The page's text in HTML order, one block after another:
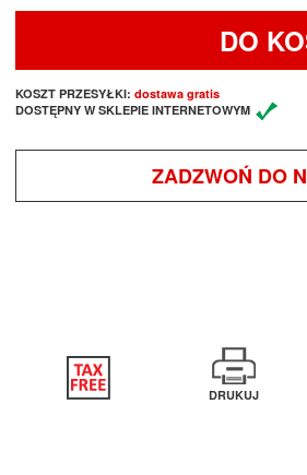
DO
KOSZT PRZESYŁKI: dostawa gratis
DOSTĘPNY W SKLEPIE INTERNETOWYM
ZADZWOŃ DO
DRUKUJ